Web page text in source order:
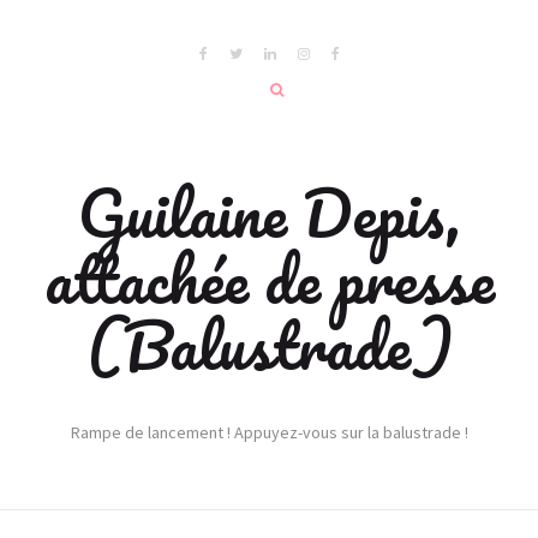
Guilaine Depis,
attachée de presse
(Balustrade)
Rampe de lancement ! Appuyez-vous sur la balustrade !